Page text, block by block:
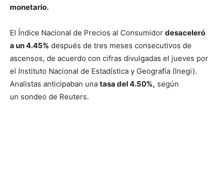
monetario.
El Índice Nacional de Precios al Consumidor desaceleró
a un 4.45% después de tres meses consecutivos de
ascensos, de acuerdo con cifras divulgadas el jueves por
el Instituto Nacional de Estadística y Geografía (Inegi).
Analistas anticipaban una tasa del 4.50%, según
un sondeo de Reuters.